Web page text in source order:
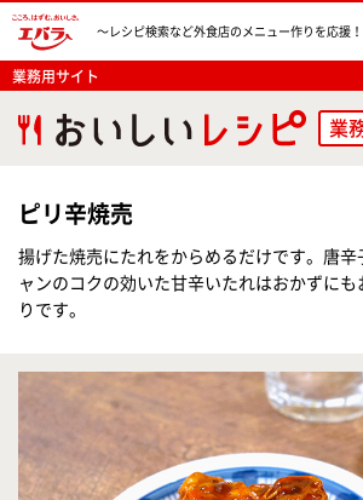
〜レシピ検索など外食店のメニュー作りを応援
業務用サイト
業
ピリ辛焼売
揚げた焼売にたれをからめるだけです。唐辛
ャンのコクの効いた甘辛いたれはおかずにも
りです。